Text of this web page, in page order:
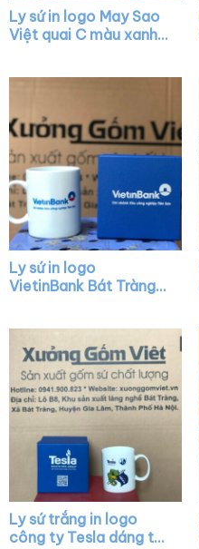
Ly sứ in logo May Sao
Việt quai C màu xanh
Ly sứ in logo
VietinBank Bát Tràng
Ly sứ trắng in logo
công ty Tesla dáng trụ